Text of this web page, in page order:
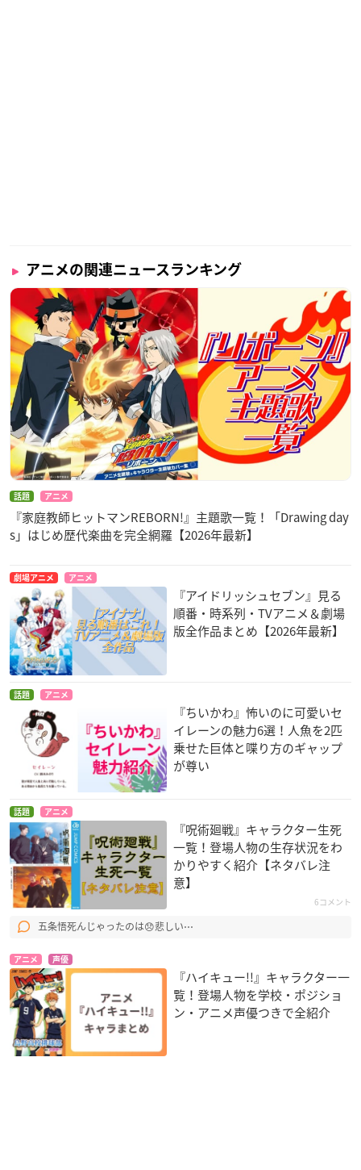
アニメの関連ニュースランキング
話題 アニメ
『家庭教師ヒットマンREBORN!』主題歌一覧！「Drawing day
s」はじめ歴代楽曲を完全網羅【2026年最新】
劇場アニメ アニメ
『アイドリッシュセブン』見る
順番・時系列・TVアニメ＆劇場
版全作品まとめ【2026年最新】
話題 アニメ
『ちいかわ』怖いのに可愛いセ
イレーンの魅力6選！人魚を2匹
乗せた巨体と喋り方のギャップ
が尊い
話題 アニメ
『呪術廻戦』キャラクター生死
一覧！登場人物の生存状況をわ
かりやすく紹介【ネタバレ注
意】
6コメント
五条悟死んじゃったのは😞悲しい⋯
アニメ 声優
『ハイキュー!!』キャラクター一
覧！登場人物を学校・ポジショ
ン・アニメ声優つきで全紹介